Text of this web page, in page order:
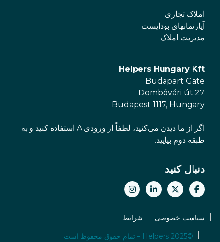
املاک تجاری
آپارتمانهای بوداپست
مدیریت املاک
Helpers Hungary Kft
Budapart Gate
Dombóvári út 27
Budapest 1117, Hungary
اگر از ما دیدن می‌کنید، لطفاً از ورودی A استفاده کنید و به
طبقه دوم بیایید.
دنبال کنید
سیاست خصوصی شرایط
©2025 Helpers – تمام حقوق محفوظ است